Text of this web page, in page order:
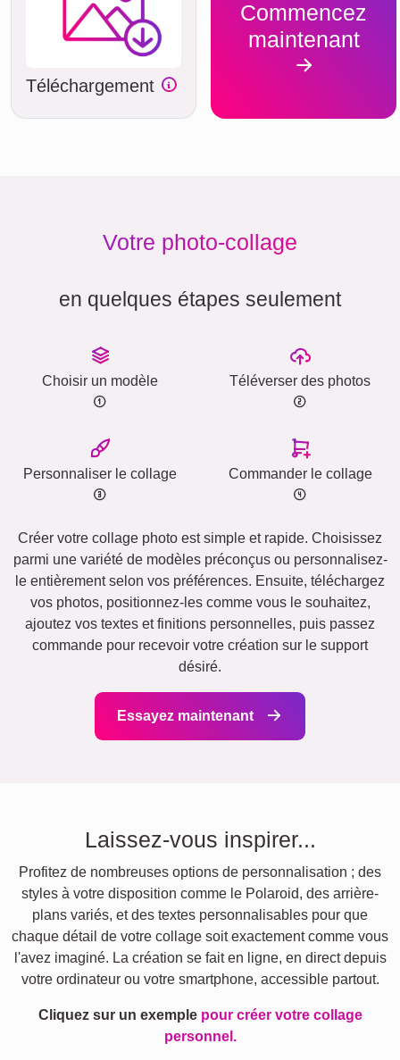
Téléchargement
Commencez
maintenant
Votre photo-collage
en quelques étapes seulement
Choisir un modèle Téléverser des photos
Personnaliser le collage Commander le collage
Créer votre collage photo est simple et rapide. Choisissez
parmi une variété de modèles préconçus ou personnalisez-
le entièrement selon vos préférences. Ensuite, téléchargez
vos photos, positionnez-les comme vous le souhaitez,
ajoutez vos textes et finitions personnelles, puis passez
commande pour recevoir votre création sur le support
désiré.
Essayez maintenant
Laissez-vous inspirer...
Profitez de nombreuses options de personnalisation ; des
styles à votre disposition comme le Polaroid, des arrière-
plans variés, et des textes personnalisables pour que
chaque détail de votre collage soit exactement comme vous
l'avez imaginé. La création se fait en ligne, en direct depuis
votre ordinateur ou votre smartphone, accessible partout.
Cliquez sur un exemple pour créer votre collage
personnel.